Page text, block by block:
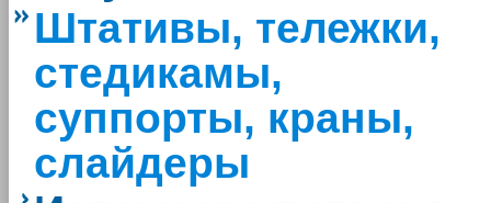
Штативы, тележки,
стедикамы,
суппорты, краны,
слайдеры